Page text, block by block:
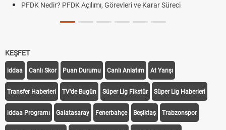
PFDK Nedir? PFDK Açılımı, Görevleri ve Karar Süreci
KEŞFET
iddaa Canlı Skor Puan Durumu Canlı Anlatım At Yarışı
Transfer Haberleri TV'de Bugün Süper Lig Fikstür Süper Lig Haberleri
iddaa Programı Galatasaray Fenerbahçe Beşiktaş Trabzonspor